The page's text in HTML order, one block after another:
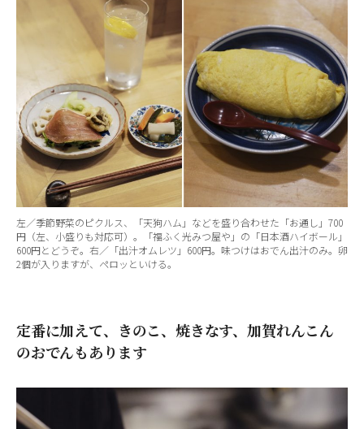
左／季節野菜のピクルス、「天狗ハム」などを盛り合わせた「お通し」700
円（左、小盛りも対応可）。「福ふく光みつ屋や」の「日本酒ハイボール」
600円とどうぞ。右／「出汁オムレツ」600円。味つけはおでん出汁のみ。卵
2個が入りますが、ペロッといける。
定番に加えて、きのこ、焼きなす、加賀れんこん
のおでんもあります